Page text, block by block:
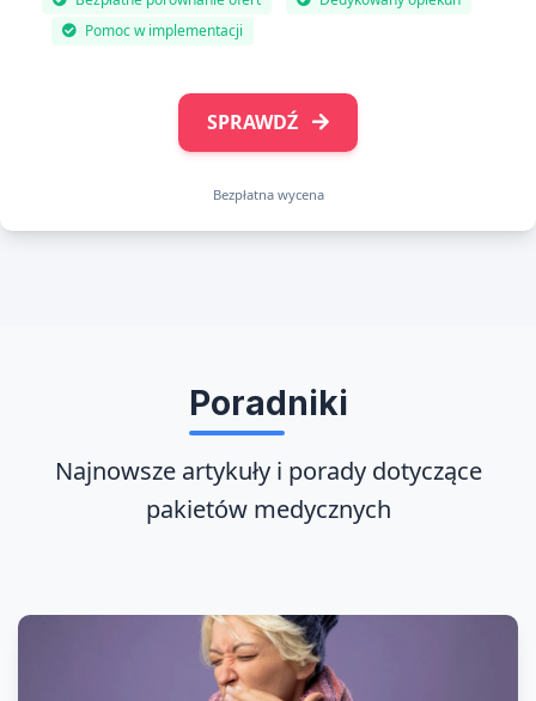
Pomoc w implementacji
SPRAWDŹ
Bezpłatna wycena
Poradniki
Najnowsze artykuły i porady dotyczące
pakietów medycznych